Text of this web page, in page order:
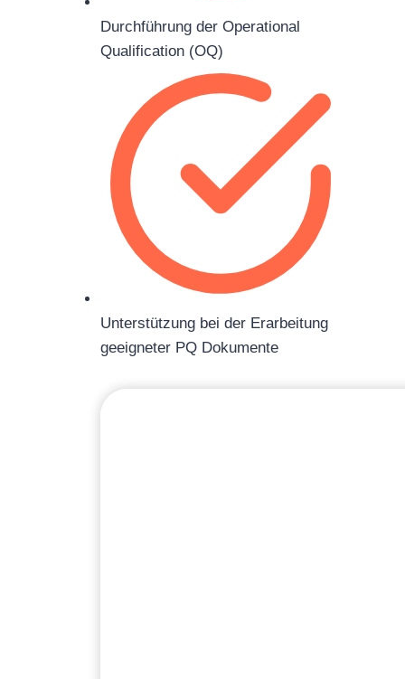
Durchführung der Operational
Qualification (OQ)
Unterstützung bei der Erarbeitung
geeigneter PQ Dokumente